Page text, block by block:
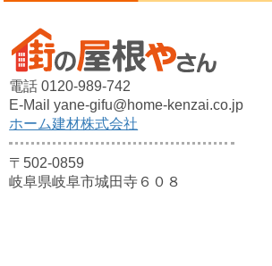
電話 0120-989-742
E-Mail yane-gifu@home-kenzai.co.jp
ホーム建材株式会社
〒502-0859
岐阜県岐阜市城田寺６０８